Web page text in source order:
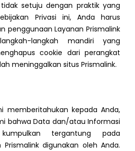
setuju dengan praktik yang
Privasi ini, Anda harus
penggunaan Layanan Prismalink
langkah mandiri yang
cookie dari perangkat
meninggalkan situs Prismalink.
memberitahukan kepada Anda,
bahwa Data dan/atau Informasi
tergantung pada
digunakan oleh Anda.